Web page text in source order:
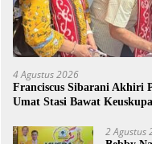
4 Agustus 2026
Franciscus Sibarani Akhiri
Umat Stasi Bawat
2 Agustus